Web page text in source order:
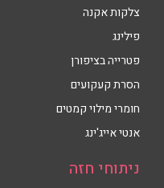
צלקות אקנה
פילינג
פטרייה בציפורן
הסרת קעקועים
חומרי מילוי קמטים
אנטי אייג'ינג
ניתוחי חזה